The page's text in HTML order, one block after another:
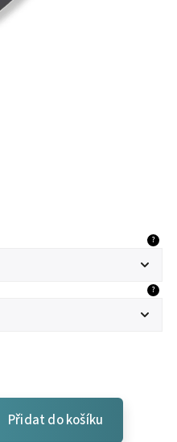
?
?
Přidat do košíku